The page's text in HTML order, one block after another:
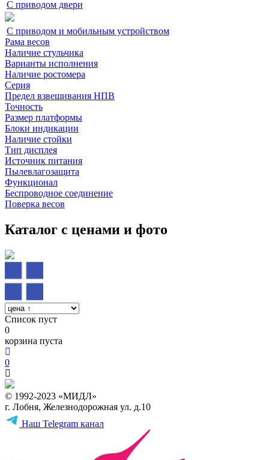
С приводом двери
С приводом и мобильным устройством
Рама весов
Наличие стульчика
Варианты исполнения
Наличие ростомера
Серия
Предел взвешивания НПВ
Точность
Размер платформы
Блоки индикации
Наличие стойки
Тип дисплея
Источник питания
Пылевлагозащита
Функционал
Беспроводное соединение
Поверка весов
Каталог с ценами и фото
Список пуст
0
корзина пуста
0
© 1992-2023 «МИДЛ»
г. Лобня, Железнодорожная ул. д.10
Наш Telegram канал